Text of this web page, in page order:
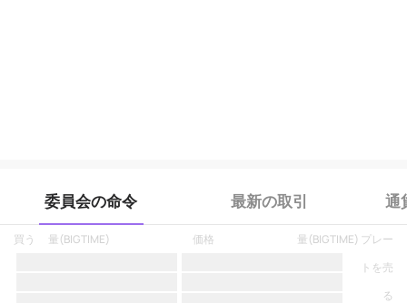
委員会の命令 最新の取引 通
買う 量(BIGTIME) 価格
プレー
トを売
る
量(BIGTIME)